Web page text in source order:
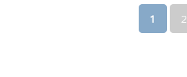
1 2